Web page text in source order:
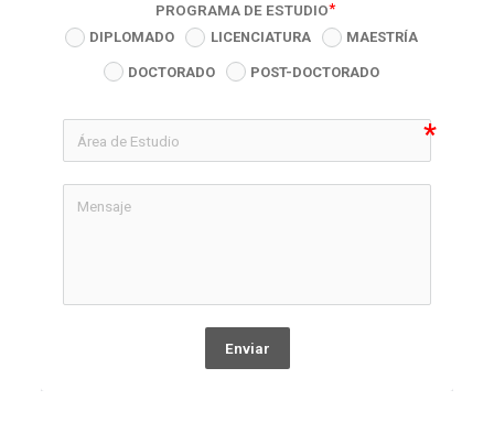
PROGRAMA DE ESTUDIO
DIPLOMADO LICENCIATURA MAESTRÍA
DOCTORADO POST-DOCTORADO
Enviar